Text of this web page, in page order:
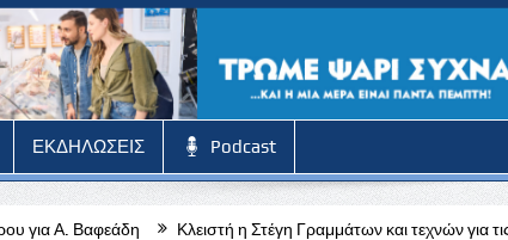
ΕΚΔΗΛΩΣΕΙΣ Podcast
Κλειστή η Στέγη Γραμμάτων και τεχνών για τις θερινές διακοπές